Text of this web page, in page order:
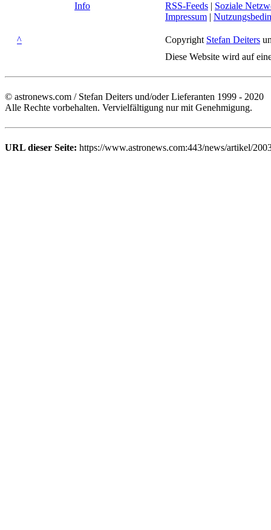
Info
RSS-Feeds | Soziale
Impressum |
^ Copyright Stefan Deiters
Diese Website wird auf
© astronews.com / Stefan Deiters und/oder Lieferanten 1999 - 2020
Alle Rechte vorbehalten. Vervielfältigung nur mit Genehmigung.
URL dieser Seite: https://www.astronews.com:443/news/artikel/